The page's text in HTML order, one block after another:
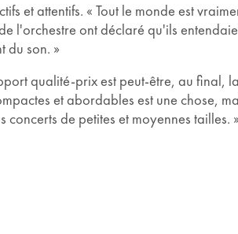
et attentifs. « Tout le monde est
l'orchestre ont déclaré qu'ils
du son. »
qualité-prix est peut-être, au final,
et abordables est une chose,
de petites et moyennes tailles. »